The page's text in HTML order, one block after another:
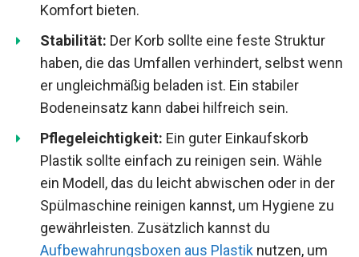
Komfort bieten.
Stabilität: Der Korb sollte eine feste Struktur
haben, die das Umfallen verhindert, selbst wenn
er ungleichmäßig beladen ist. Ein stabiler
Bodeneinsatz kann dabei hilfreich sein.
Pflegeleichtigkeit: Ein guter Einkaufskorb
Plastik sollte einfach zu reinigen sein. Wähle
ein Modell, das du leicht abwischen oder in der
Spülmaschine reinigen kannst, um Hygiene zu
gewährleisten. Zusätzlich kannst du
Aufbewahrungsboxen aus Plastik nutzen, um